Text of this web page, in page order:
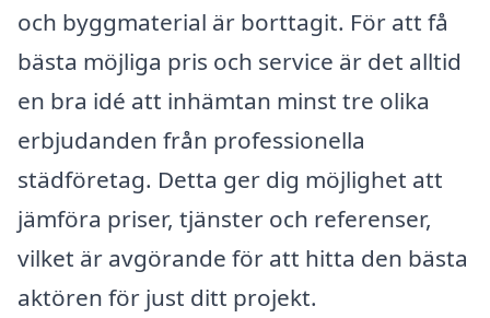
och byggmaterial är borttagit. För att få
bästa möjliga pris och service är det alltid
en bra idé att inhämtan minst tre olika
erbjudanden från professionella
städföretag. Detta ger dig möjlighet att
jämföra priser, tjänster och referenser,
vilket är avgörande för att hitta den bästa
aktören för just ditt projekt.